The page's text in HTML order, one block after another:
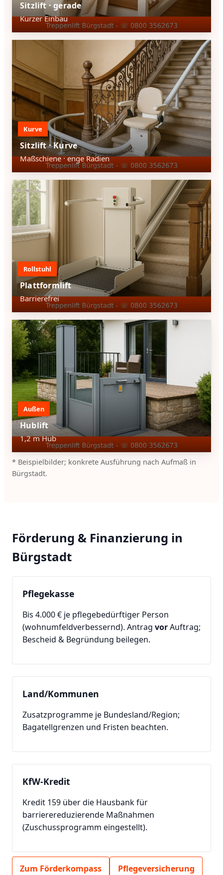
Sitzlift · gerade
Kurzer Einbau
Kurve
Sitzlift · Kurve
Maßschiene · enge Radien
Rollstuhl
Plattformlift
Barrierefrei
Außen
Hublift
1,2 m Hub
* Beispielbilder; konkrete Ausführung nach Aufmaß in
Bürgstadt.
Förderung & Finanzierung in
Bürgstadt
Pflegekasse
Bis 4.000 € je pflegebedürftiger Person
(wohnumfeldverbessernd). Antrag vorAuftrag;
Bescheid & Begründung beilegen.
Land/Kommunen
Zusatzprogramme je Bundesland/Region;
Bagatellgrenzen und Fristen beachten.
KfW-Kredit
Kredit 159 über die Hausbank für
barrierereduzierende Maßnahmen
(Zuschussprogramm eingestellt).
Zum Förderkompass Pflegeversicherung